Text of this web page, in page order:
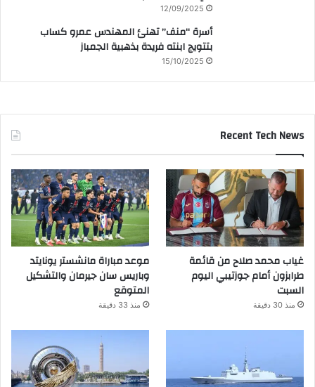
12/09/2025
أسرة “منف” تهنئ المهندس عمرو كساب
بتتويج ابنته فريدة بذهبية الجمباز
15/10/2025
Recent Tech News
غياب محمد صلاح من قائمة
طرابزون أمام جوزتيبي اليوم
السبت
منذ 30 دقيقة
موعد مباراة مانشستر يونايتد
وباريس سان جيرمان والتشكيل
المتوقع
منذ 33 دقيقة